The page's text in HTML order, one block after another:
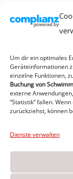
Um dir ein optimales
Geräteinformationen
einzelne Funktionen,
Buchung von
externe
“Statistik” fallen.
zurückziehst, können
Dienste verwalten
Ab sofort hat
könnt ihr auch
sparen.